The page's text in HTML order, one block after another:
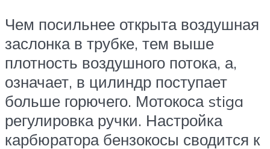
Чем посильнее открыта воздушная
заслонка в трубке, тем выше
плотность воздушного потока, а,
означает, в цилиндр поступает
больше горючего. Мотокоса stiga
регулировка ручки. Настройка
карбюратора бензокосы сводится к